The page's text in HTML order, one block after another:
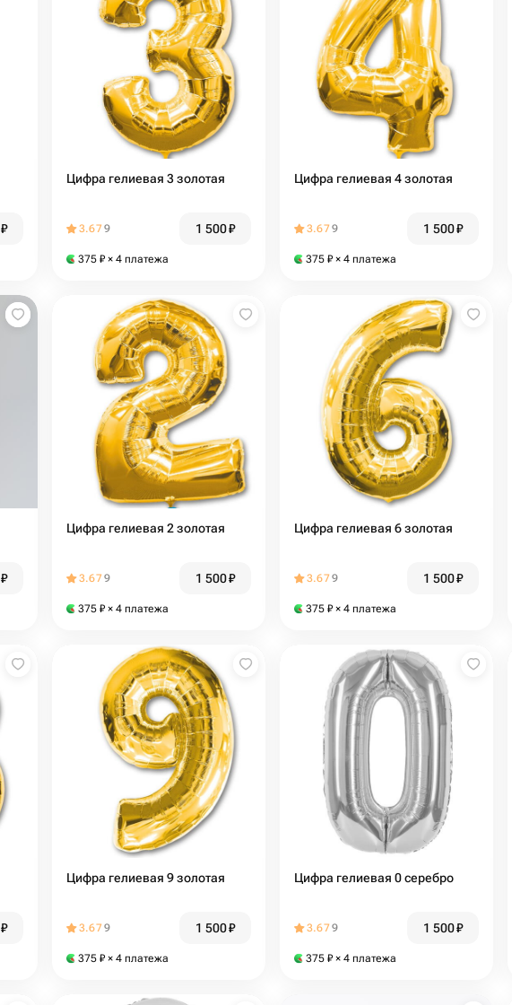
₽
Цифра гелиевая 3 золотая
3.679 1 500₽
375 ₽ × 4 платежа
Цифра гелиевая 4 золотая
3.679 1 500₽
375 ₽ × 4 платежа
₽
Цифра гелиевая 2 золотая
3.679 1 500₽
375 ₽ × 4 платежа
Цифра гелиевая 6 золотая
3.679 1 500₽
375 ₽ × 4 платежа
₽
Цифра гелиевая 9 золотая
3.679 1 500₽
375 ₽ × 4 платежа
Цифра гелиевая 0 серебро
3.679 1 500₽
375 ₽ × 4 платежа